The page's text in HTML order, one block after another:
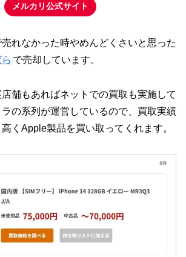
メルカリ公式サイト
れなかった時やめんどくさいと思った
で売却しています。
舗もあればネットでの買取も実施して
の系列が運営しているので、買取実績
くApple製品を買い取ってくれます。